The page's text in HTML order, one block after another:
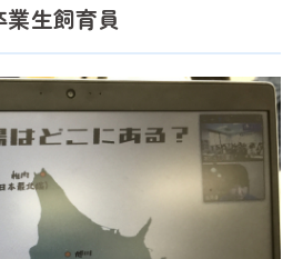
生飼育員